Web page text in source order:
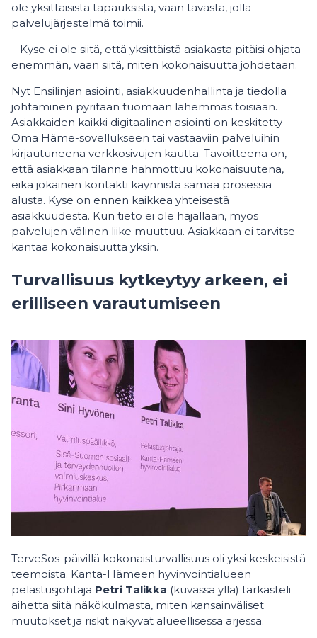
ole yksittäisistä tapauksista, vaan tavasta, jolla
palvelujärjestelmä toimii.
– Kyse ei ole siitä, että yksittäistä asiakasta pitäisi ohjata
enemmän, vaan siitä, miten kokonaisuutta johdetaan.
Nyt Ensilinjan asiointi, asiakkuudenhallinta ja tiedolla
johtaminen pyritään tuomaan lähemmäs toisiaan.
Asiakkaiden kaikki digitaalinen asiointi on keskitetty
Oma Häme-sovellukseen tai vastaaviin palveluihin
kirjautuneena verkkosivujen kautta. Tavoitteena on,
että asiakkaan tilanne hahmottuu kokonaisuutena,
eikä jokainen kontakti käynnistä samaa prosessia
alusta. Kyse on ennen kaikkea yhteisestä
asiakkuudesta. Kun tieto ei ole hajallaan, myös
palvelujen välinen liike muuttuu. Asiakkaan ei tarvitse
kantaa kokonaisuutta yksin.
Turvallisuus kytkeytyy arkeen, ei
erilliseen varautumiseen
TerveSos-päivillä kokonaisturvallisuus oli yksi keskeisistä
teemoista. Kanta-Hämeen hyvinvointialueen
pelastusjohtaja Petri Talikka (kuvassa yllä) tarkasteli
aihetta siitä näkökulmasta, miten kansainväliset
muutokset ja riskit näkyvät alueellisessa arjessa.